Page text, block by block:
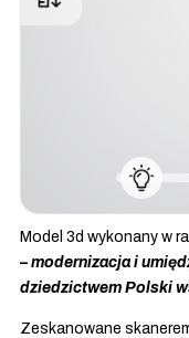
Model 3d wykonany w
– modernizacja i
dziedzictwem Polski
Zeskanowane